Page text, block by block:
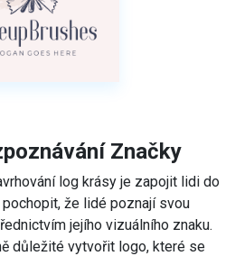
Značky
log krásy je zapojit lidi do
že lidé poznají svou
jejího vizuálního znaku.
důležité vytvořit logo, které se